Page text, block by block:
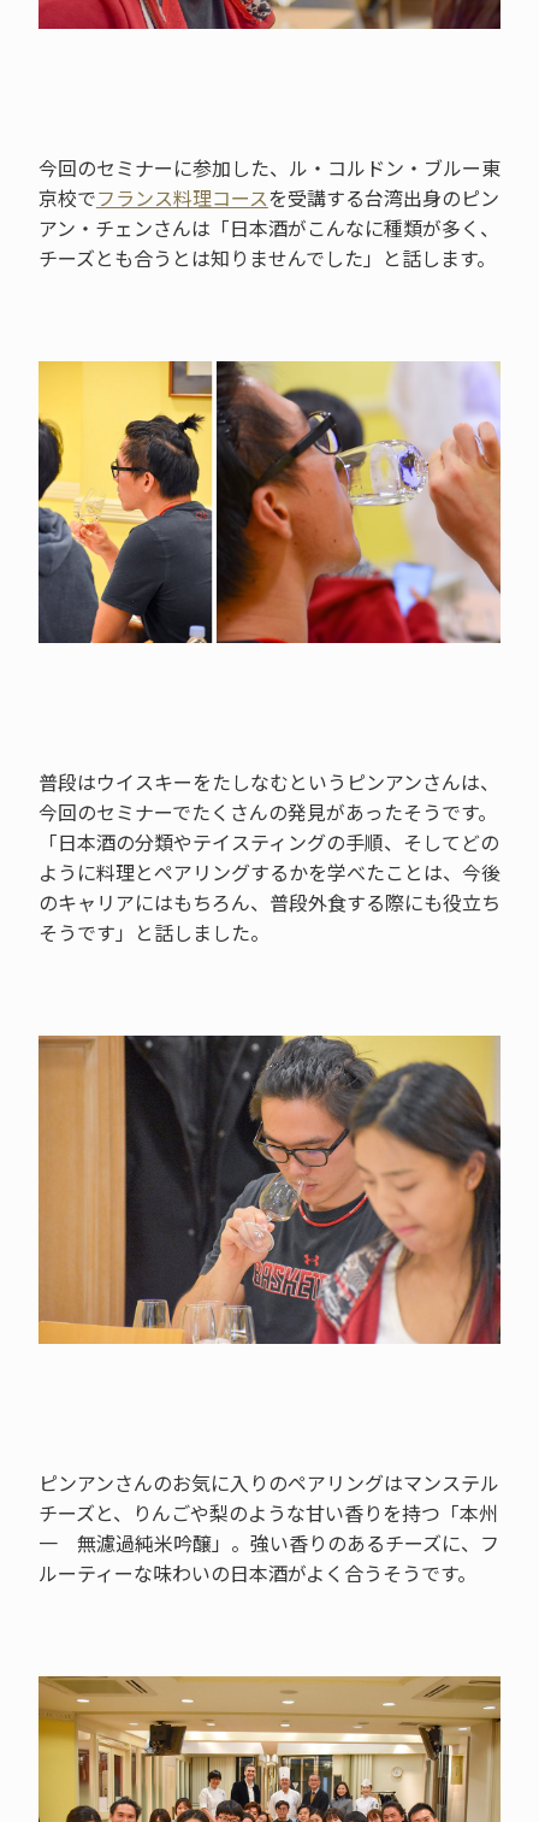
今回のセミナーに参加した、ル・コルドン・ブルー東
京校でフランス料理コースを受講する台湾出身のピン
アン・チェンさんは「日本酒がこんなに種類が多く、
チーズとも合うとは知りませんでした」と話します。
普段はウイスキーをたしなむというピンアンさんは、
今回のセミナーでたくさんの発見があったそうです。
「日本酒の分類やテイスティングの手順、そしてどの
ように料理とペアリングするかを学べたことは、今後
のキャリアにはもちろん、普段外食する際にも役立ち
そうです」と話しました。
ピンアンさんのお気に入りのペアリングはマンステル
チーズと、りんごや梨のような甘い香りを持つ「本州
一 無濾過純米吟醸」。強い香りのあるチーズに、フ
ルーティーな味わいの日本酒がよく合うそうです。